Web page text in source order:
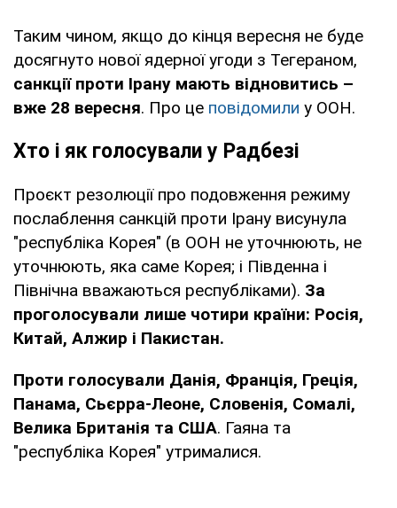
Таким чином, якщо до кінця вересня не буде
досягнуто нової ядерної угоди з Тегераном,
санкції проти Ірану мають відновитись –
вже 28 вересня. Про це повідомили у ООН.
Хто і як голосували у Радбезі
Проєкт резолюції про подовження режиму
послаблення санкцій проти Ірану висунула
"республіка Корея" (в ООН не уточнюють, не
уточнюють, яка саме Корея; і Південна і
Північна вважаються республіками). За
проголосували лише чотири країни: Росія,
Китай, Алжир і Пакистан.
Проти голосували Данія, Франція, Греція,
Панама, Сьєрра-Леоне, Словенія, Сомалі,
Велика Британія та США. Гаяна та
"республіка Корея" утрималися.